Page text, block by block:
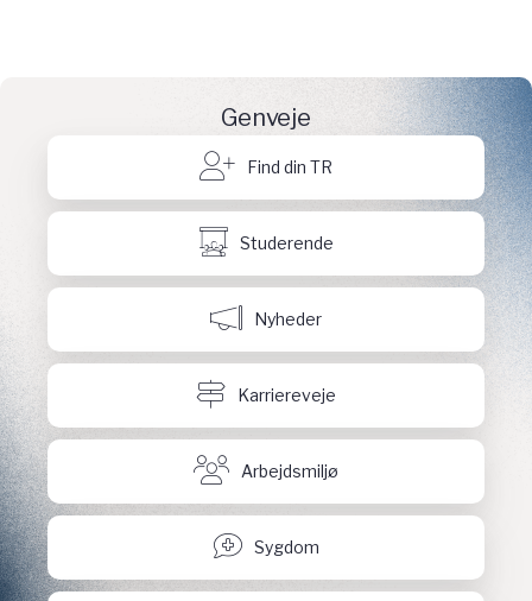
Genveje
Find din TR
Studerende
Nyheder
Karriereveje
Arbejdsmiljø
Sygdom